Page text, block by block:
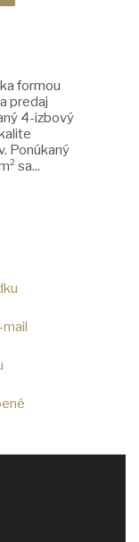
formou
predaj
4-izbový
Ponúkaný
sa...